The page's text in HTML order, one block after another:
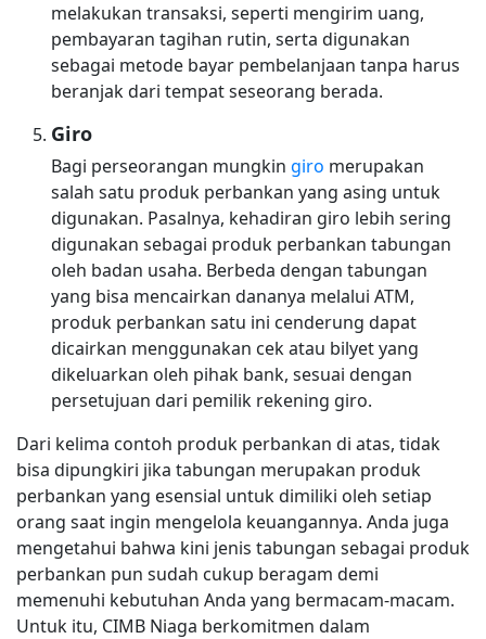
melakukan transaksi, seperti mengirim uang,
pembayaran tagihan rutin, serta digunakan
sebagai metode bayar pembelanjaan tanpa harus
beranjak dari tempat seseorang berada.
Giro
Bagi perseorangan mungkin giro merupakan
salah satu produk perbankan yang asing untuk
digunakan. Pasalnya, kehadiran giro lebih sering
digunakan sebagai produk perbankan tabungan
oleh badan usaha. Berbeda dengan tabungan
yang bisa mencairkan dananya melalui ATM,
produk perbankan satu ini cenderung dapat
dicairkan menggunakan cek atau bilyet yang
dikeluarkan oleh pihak bank, sesuai dengan
persetujuan dari pemilik rekening giro.
Dari kelima contoh produk perbankan di atas, tidak
bisa dipungkiri jika tabungan merupakan produk
perbankan yang esensial untuk dimiliki oleh setiap
orang saat ingin mengelola keuangannya. Anda juga
mengetahui bahwa kini jenis tabungan sebagai produk
perbankan pun sudah cukup beragam demi
memenuhi kebutuhan Anda yang bermacam-macam.
Untuk itu, CIMB Niaga berkomitmen dalam